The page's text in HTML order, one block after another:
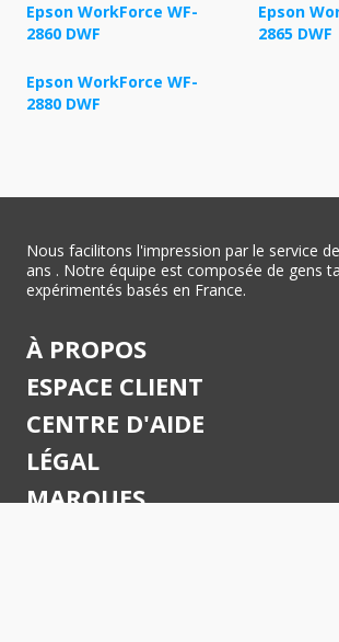
Epson WorkForce WF-
2860 DWF
Epson
2865 DWF
Epson WorkForce WF-
2880 DWF
Nous facilitons l'impression par le service
ans . Notre équipe est composée de gens
expérimentés basés en France.
À PROPOS
ESPACE CLIENT
CENTRE D'AIDE
LÉGAL
MARQUES